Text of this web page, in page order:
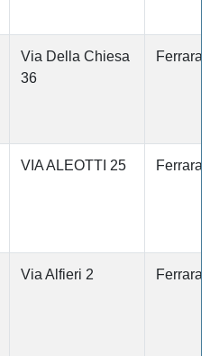
Via Della Chiesa
36
Ferrara
VIA ALEOTTI 25 Ferrara
Via Alfieri 2 Ferrara